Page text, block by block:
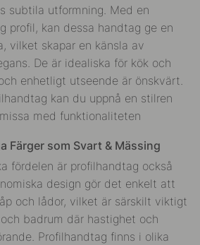
subtila utformning. Med en
profil, kan dessa handtag ge en
vilket skapar en känsla av
De är idealiska för kök och
enhetligt utseende är önskvärt.
kan du uppnå en stilren
med funktionaliteten
Färger som Svart & Mässing
fördelen är profilhandtag också
design gör det enkelt att
och lådor, vilket är särskilt viktigt
badrum där hastighet och
Profilhandtag finns i olika